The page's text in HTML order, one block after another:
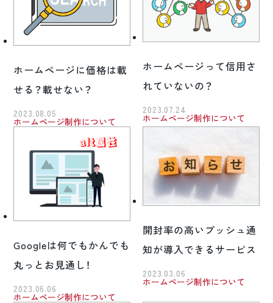
ホームページに価格は載
せる？載せない？
2023.08.05
ホームページ制作について
ホームページって信用さ
れていないの？
2023.07.24
ホームページ制作について
Googleは何でもかんでも
丸っとお見通し！
2023.06.06
ホームページ制作について
開封率の高いプッシュ通
知が導入できるサービス
2023.03.06
ホームページ制作について